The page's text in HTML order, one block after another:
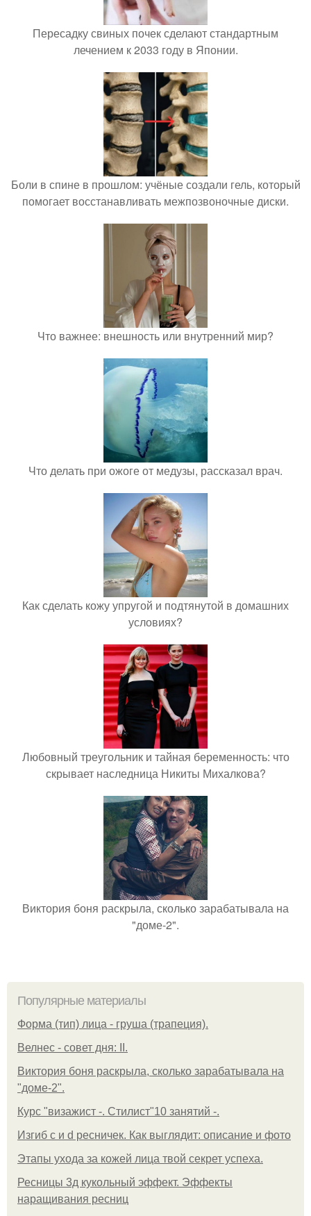
Пересадку свиных почек сделают стандартным
лечением к 2033 году в Японии.
Боли в спине в прошлом: учёные создали гель, который
помогает восстанавливать межпозвоночные диски.
Что важнее: внешность или внутренний мир?
Что делать при ожоге от медузы, рассказал врач.
Как сделать кожу упругой и подтянутой в домашних
условиях?
Любовный треугольник и тайная беременность: что
скрывает наследница Никиты Михалкова?
Виктория боня раскрыла, сколько зарабатывала на
"доме-2".
Популярные материалы
Форма (тип) лица - груша (трапеция).
Велнес - совет дня: II.
Виктория боня раскрыла, сколько зарабатывала на
"доме-2".
Курс "визажист -. Стилист"10 занятий -.
Изгиб c и d ресничек. Как выглядит: описание и фото
Этапы ухода за кожей лица твой секрет успеха.
Ресницы 3д кукольный эффект. Эффекты
наращивания ресниц